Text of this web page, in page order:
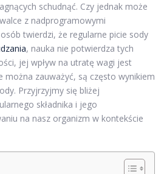
schudnąć. Czy jednak może
z nadprogramowymi
twierdzi, że regularne picie sody
, nauka nie potwierdza tych
jej wpływ na utratę wagi jest
można zauważyć, są często wynikiem
Przyjrzyjmy się bliżej
składnika i jego
na nasz organizm w kontekście